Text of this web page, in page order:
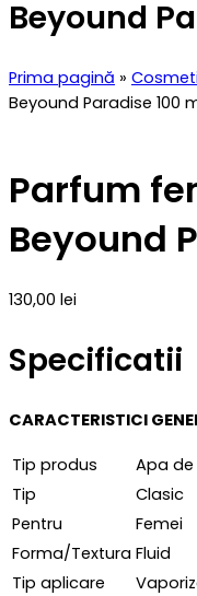
Beyound
Prima pagină »
Beyound Paradise 100
Parfum
Beyound
130,00 lei
Specificatii
CARACTERISTICI
Tip produs
Apa
Tip
Clasic
Pentru
Femei
Forma/Textura Fluid
Tip aplicare